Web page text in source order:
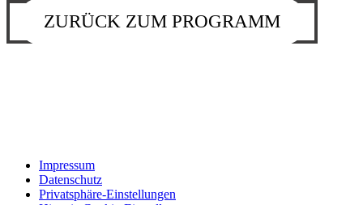
ZURÜCK ZUM PROGRAMM
Impressum
Datenschutz
Privatsphäre-Einstellungen